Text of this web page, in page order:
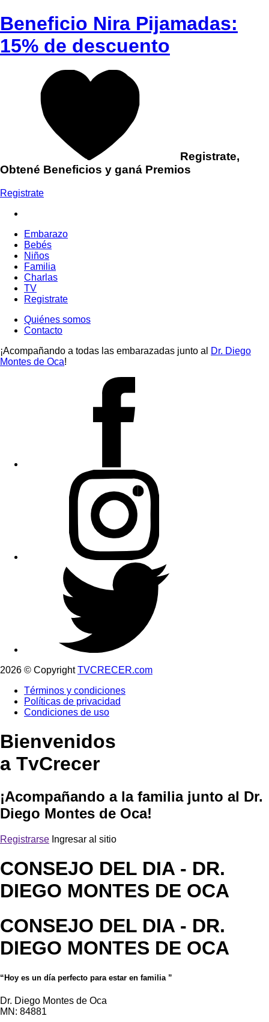
Beneficio Nira Pijamadas:
15% de descuento
Registrate,
Obtené Beneficios y ganá Premios
Registrate
Embarazo
Bebés
Niños
Familia
Charlas
TV
Registrate
Quiénes somos
Contacto
¡Acompañando a todas las embarazadas junto al
Dr. Diego
Montes de Oca!
2026 © CopyrightTVCRECER.com
Términos y condiciones
Políticas de privacidad
Condiciones de uso
Bienvenidos
a TvCrecer
¡Acompañando a la familia junto al Dr.
Diego Montes de Oca!
Registrarse Ingresar al sitio
CONSEJO DEL DIA - DR.
DIEGO MONTES DE OCA
CONSEJO DEL DIA - DR.
DIEGO MONTES DE OCA
“Hoy es un día perfecto para estar en familia ”
Dr. Diego Montes de Oca
MN: 84881